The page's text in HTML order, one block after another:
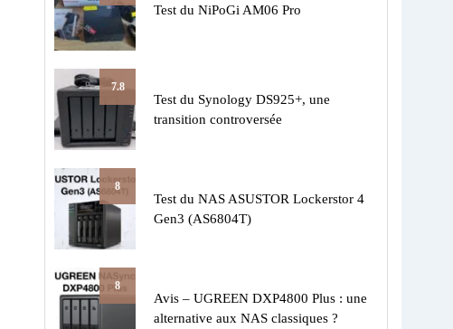
Test du NiPoGi AM06 Pro
7.8
Test du Synology DS925+, une
transition controversée
8
Test du NAS ASUSTOR Lockerstor 4
Gen3 (AS6804T)
8
Avis – UGREEN DXP4800 Plus : une
alternative aux NAS classiques ?